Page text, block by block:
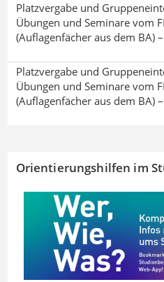
Platzvergabe und
Übungen und Seminare vom
(Auflagenfächer aus dem BA)
Platzvergabe und
Übungen und Seminare vom
(Auflagenfächer aus dem BA)
Orientierungshilfen im